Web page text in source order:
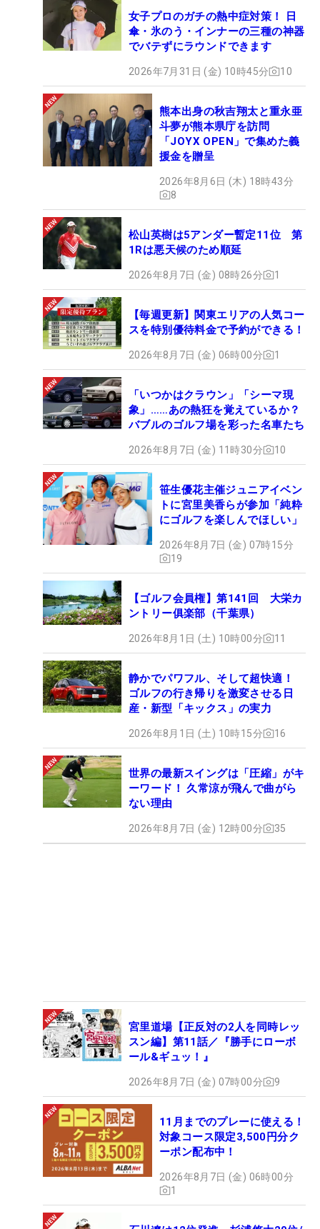
女子プロのガチの熱中症対策！ 日
傘・氷のう・インナーの三種の神器
でバテずにラウンドできます
2026年7月31日 (金) 10時45分 10
熊本出身の秋吉翔太と重永亜
斗夢が熊本県庁を訪問
「JOYX OPEN」で集めた義
援金を贈呈
2026年8月6日 (木) 18時43分
8
松山英樹は5アンダー暫定11位 第
1Rは悪天候のため順延
2026年8月7日 (金) 08時26分 1
【毎週更新】関東エリアの人気コー
スを特別優待料金で予約ができる！
2026年8月7日 (金) 06時00分 1
「いつかはクラウン」「シーマ現
象」……あの熱狂を覚えているか？
バブルのゴルフ場を彩った名車たち
2026年8月7日 (金) 11時30分 10
笹生優花主催ジュニアイベン
トに宮里美香らが参加「純粋
にゴルフを楽しんでほしい」
2026年8月7日 (金) 07時15分
19
【ゴルフ会員権】第141回 大栄カ
ントリー俱楽部（千葉県）
2026年8月1日 (土) 10時00分 11
静かでパワフル、そして超快適！
ゴルフの行き帰りを激変させる日
産・新型「キックス」の実力
2026年8月1日 (土) 10時15分 16
世界の最新スイングは「圧縮」がキ
ーワード！ 久常涼が飛んで曲がら
ない理由
2026年8月7日 (金) 12時00分 35
宮里道場【正反対の2人を同時レッ
スン編】第11話／『勝手にローボ
ール&ギュッ！』
2026年8月7日 (金) 07時00分 9
11月までのプレーに使える！
対象コース限定3,500円分ク
ーポン配布中！
2026年8月7日 (金) 06時00分
1